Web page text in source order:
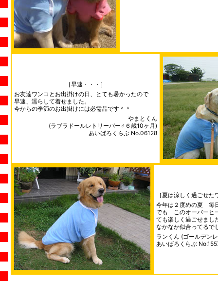
［早速・・・］
お友達ワンコとお出掛けの日、とても暑かったので
早速、濡らして着せました。
今からの季節のお出掛けには必需品です＾＾
やまとくん
(ラブラドールレトリーバー♂６歳10ヶ月)
あいばろくらぶ No.06128
［夏は涼しく過ごせた
今年は２度めの夏 毎
でも このオーバーヒ
ても楽しく過ごせまし
なかなか似合ってるで
ランくん (ゴールデン
あいばろくらぶ